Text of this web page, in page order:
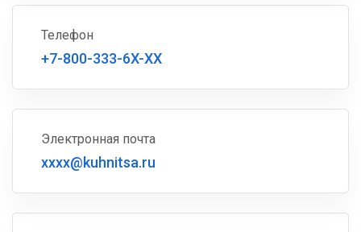
Телефон
+7-800-333-6X-XX
Электронная почта
xxxx@kuhnitsa.ru